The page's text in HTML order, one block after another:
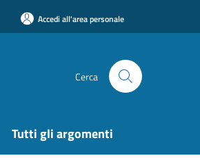
Accedi all'area personale
Cerca
Tutti gli argomenti